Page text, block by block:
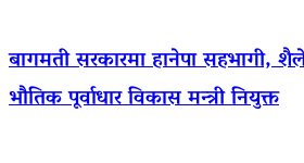
बागमती सरकारमा हानेपा सहभागी,
भौतिक पूर्वाधार विकास मन्त्री नियुक्त